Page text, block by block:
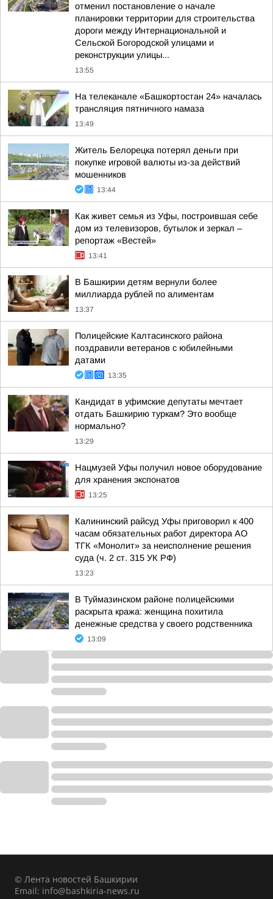
отменил постановление о начале
планировки территории для строительства
дороги между Интернациональной и
Сельской Богородской улицами и
реконструкции улицы...
13:55
На телеканале «Башкортостан 24» началась
трансляция пятничного намаза
13:49
Житель Белорецка потерял деньги при
покупке игровой валюты из-за действий
мошенников
13:44
Как живет семья из Уфы, построившая себе
дом из телевизоров, бутылок и зеркал –
репортаж «Вестей»
13:41
В Башкирии детям вернули более
миллиарда рублей по алиментам
13:37
Полицейские Калтасинского района
поздравили ветеранов с юбилейными
датами
13:35
Кандидат в уфимские депутаты мечтает
отдать Башкирию туркам? Это вообще
нормально?
13:29
Нацмузей Уфы получил новое оборудование
для хранения экспонатов
13:25
Калининский райсуд Уфы приговорил к 400
часам обязательных работ директора АО
ТГК «Монолит» за неисполнение решения
суда (ч. 2 ст. 315 УК РФ)
13:23
В Туймазинском районе полицейскими
раскрыта кража: женщина похитила
денежные средства у своего родственника
13:09
© Лента новостей Башкирии
Email: info@bashkiria-news.ru